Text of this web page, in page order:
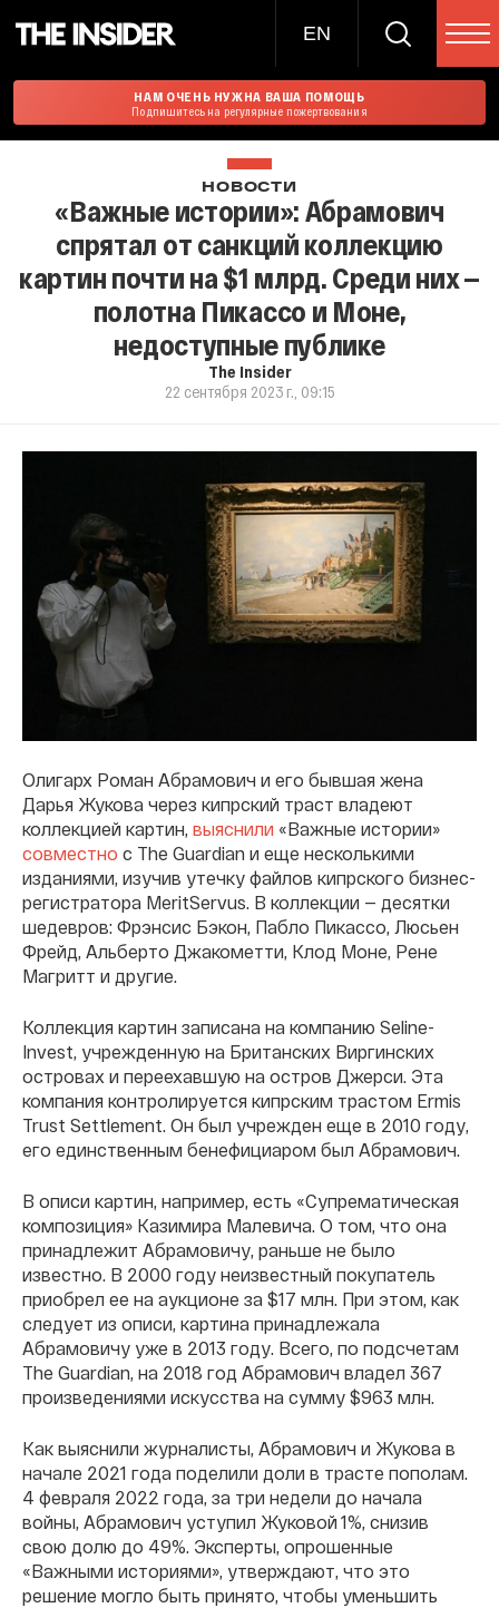
EN
НАМ ОЧЕНЬ НУЖНА ВАША ПОМОЩЬ
Подпишитесь на регулярные пожертвования
НОВОСТИ
«Важные истории»: Абрамович
спрятал от санкций коллекцию
картин почти на $1 млрд. Среди них —
полотна Пикассо и Моне,
недоступные публике
The Insider
22 сентября 2023 г., 09:15
Олигарх Роман Абрамович и его бывшая жена
Дарья Жукова через кипрский траст владеют
коллекцией картин, выяснили «Важные истории»
совместно с The Guardian и еще несколькими
изданиями, изучив утечку файлов кипрского бизнес-
регистратора MeritServus. В коллекции — десятки
шедевров: Фрэнсис Бэкон, Пабло Пикассо, Люсьен
Фрейд, Альберто Джакометти, Клод Моне, Рене
Магритт и другие.
Коллекция картин записана на компанию Seline-
Invest, учрежденную на Британских Виргинских
островах и переехавшую на остров Джерси. Эта
компания контролируется кипрским трастом Ermis
Trust Settlement. Он был учрежден еще в 2010 году,
его единственным бенефициаром был Абрамович.
В описи картин, например, есть «Супрематическая
композиция» Казимира Малевича. О том, что она
принадлежит Абрамовичу, раньше не было
известно. В 2000 году неизвестный покупатель
приобрел ее на аукционе за $17 млн. При этом, как
следует из описи, картина принадлежала
Абрамовичу уже в 2013 году. Всего, по подсчетам
The Guardian, на 2018 год Абрамович владел 367
произведениями искусства на сумму $963 млн.
Как выяснили журналисты, Абрамович и Жукова в
начале 2021 года поделили доли в трасте пополам.
4 февраля 2022 года, за три недели до начала
войны, Абрамович уступил Жуковой 1%, снизив
свою долю до 49%. Эксперты, опрошенные
«Важными историями», утверждают, что это
решение могло быть принято, чтобы уменьшить